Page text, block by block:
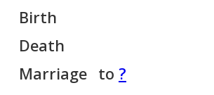
Birth
Death
Marriage to ?